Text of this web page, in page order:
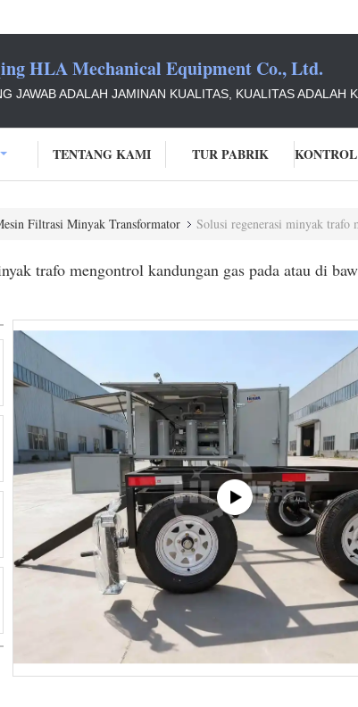
HLA Mechanical Equipment Co., Ltd.
JAWAB ADALAH JAMINAN KUALITAS, KUALITAS ADALAH
TENTANG KAMI TUR PABRIK
Filtrasi Minyak Transformator Solusi regenerasi minyak trafo mengontrol
trafo mengontrol kandungan gas pada atau di